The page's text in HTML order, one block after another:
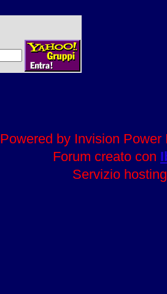
Powered by Invision
Forum creato con
Servizio